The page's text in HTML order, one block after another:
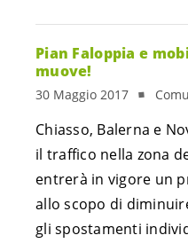
Pian Faloppia e
muove!
30 Maggio 2017
Chiasso, Balerna e
il traffico nella zona
entrerà in vigore un
allo scopo di
gli spostamenti